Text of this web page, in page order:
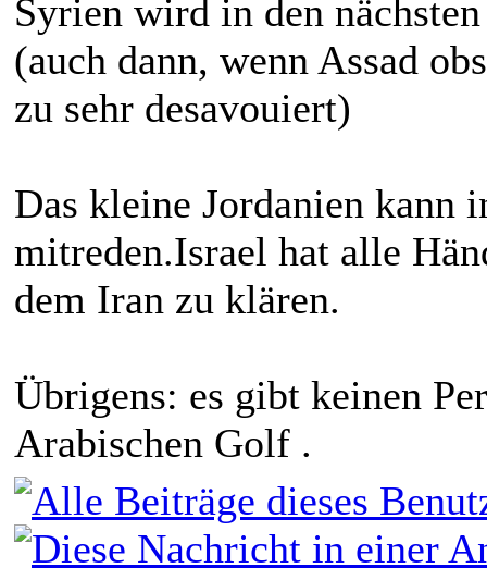
Syrien wird in den
(auch dann, wenn Assad
zu sehr desavouiert)
Das kleine Jordanien kann
mitreden.Israel hat alle
dem Iran zu klären.
Übrigens: es gibt keinen
Arabischen Golf .